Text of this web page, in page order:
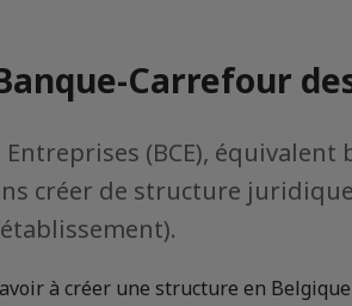
Carrefour
(BCE),
créer de structure
à créer une structure en Belgique